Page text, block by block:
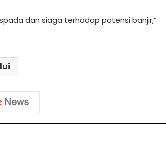
dan siaga terhadap potensi banjir,”
Personelnya Karena Desersi
PT MPG Bagikan 114 Paket